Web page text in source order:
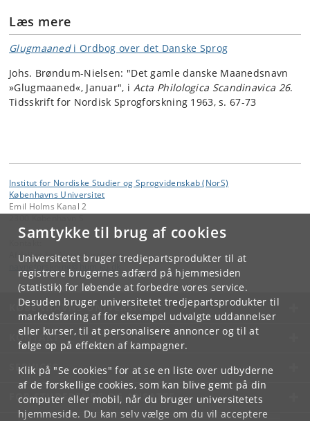
Samtykke til brug af cookies
Universitetet bruger tredjepartsprodukter til at
registrere brugernes adfærd på hjemmesiden
(statistik) for løbende at forbedre vores service.
Desuden bruger universitetet tredjepartsprodukter til
markedsføring af for eksempel udvalgte uddannelser
eller kurser, til at personalisere annoncer og til at
følge op på effekten af kampagner.
Klik på "Se cookies" for at se en liste over udbyderne
af de forskellige cookies, som kan blive gemt på din
computer eller mobil, når du bruger universitetets
hjemmeside. Du kan selv vælge om du vil acceptere
Læs mere
Glugmaanedi Ordbog over det Danske Sprog
Johs. Brøndum-Nielsen: "Det gamle danske Maanedsnavn
»Glugmaaned«, Januar", i Acta Philologica Scandinavica 26.
Tidsskrift for Nordisk Sprogforskning 1963, s. 67-73
Institut for Nordiske Studier og Sprogvidenskab (NorS)
Københavns Universitet
Emil Holms Kanal 2
Afdeling for Navneforskning
ku
KØBENHAVNS UNIVERSITET
KONTAKT
SERVICES
FOR STUDERENDE OG ANSATTE